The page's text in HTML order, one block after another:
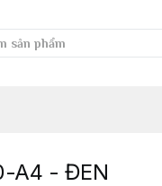
A4 - ĐEN